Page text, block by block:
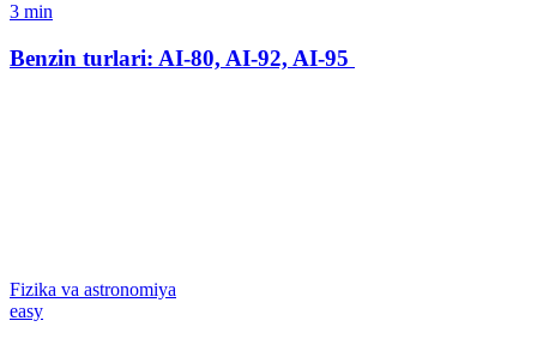
3 min
Benzin turlari: AI-80, AI-92, AI-95
Fizika va astronomiya
easy